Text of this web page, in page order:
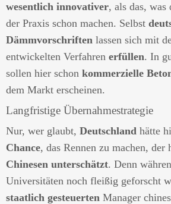
wesentlich innovativer, als das, was
der Praxis schon machen. Selbst
Dämmvorschriften lassen sich mit
entwickelten Verfahren erfüllen. In
sollen hier schon kommerzielle
dem Markt erscheinen.
Langfristige Übernahmestrategie
Nur, wer glaubt, Deutschland hätte
Chance, das Rennen zu machen,
Chinesen unterschätzt. Denn
Universitäten noch fleißig geforscht
staatlich gesteuerten Manager